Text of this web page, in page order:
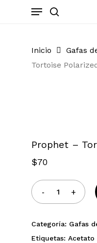
Menu
Inicio Gafas
Tortoise
Prophet –
$70
Categoría: Gafas
Etiquetas: Acetato